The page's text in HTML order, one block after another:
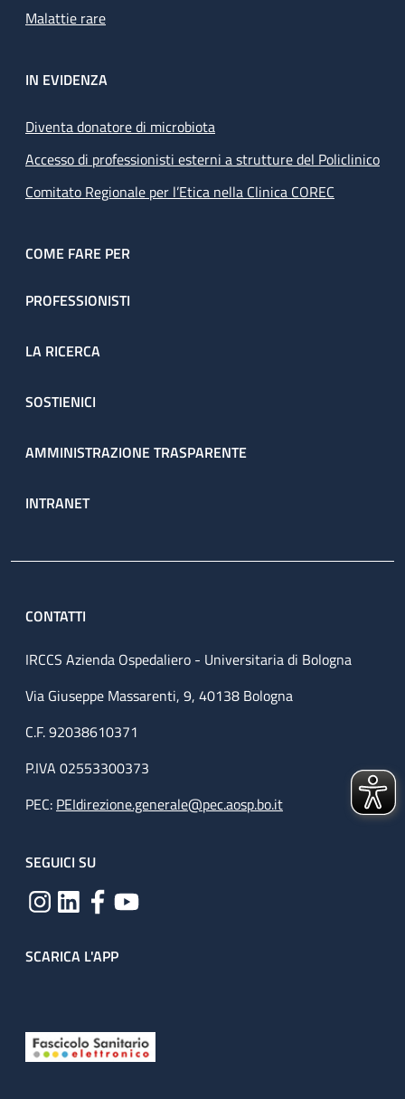
Malattie rare
IN EVIDENZA
Diventa donatore di microbiota
Accesso di professionisti esterni a strutture del Policlinico
Comitato Regionale per l’Etica nella Clinica COREC
COME FARE PER
PROFESSIONISTI
LA RICERCA
SOSTIENICI
AMMINISTRAZIONE TRASPARENTE
INTRANET
CONTATTI
IRCCS Azienda Ospedaliero - Universitaria di Bologna
Via Giuseppe Massarenti, 9, 40138 Bologna
C.F. 92038610371
P.IVA 02553300373
PEC: PEIdirezione.generale@pec.aosp.bo.it
SEGUICI SU
SCARICA L'APP